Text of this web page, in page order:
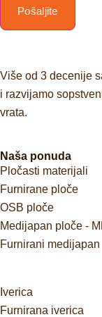
Pošaljite
Više od 3 decenije
i razvijamo
vrata.
Naša ponuda
Pločasti materijali
Furnirane ploče
OSB ploče
Medijapan ploče -
Furnirani medijapan
Iverica
Furnirana iverica